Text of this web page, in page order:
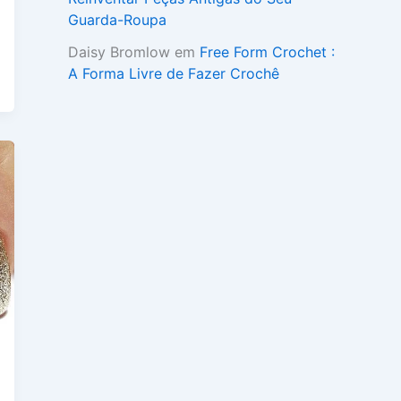
Guarda-Roupa
Daisy Bromlow em Free Form Crochet :
A Forma Livre de Fazer Crochê